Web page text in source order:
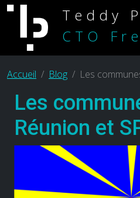
Teddy
CTO
Accueil Blog Les
Les
Réunion et